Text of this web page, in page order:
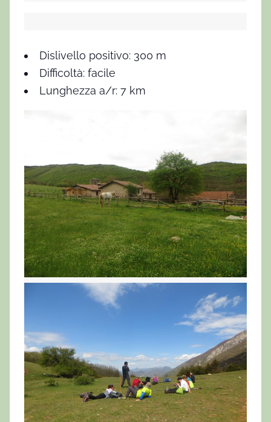
Dislivello positivo: 300 m
Difficoltà: facile
Lunghezza a/r: 7 km